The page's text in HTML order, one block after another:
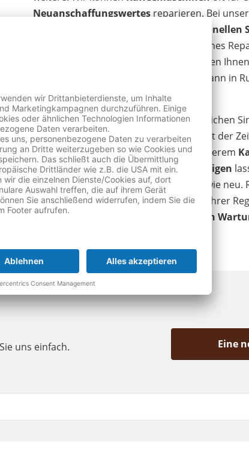
Neuanschaffungswertes reparieren. Bei
professionellen
weniger Stunden nach Vereinbarung eines
der Fehler nicht sofort beheben, erstellen
. Sie können sich dann in
Reparatur für Sie lohnt.
Manchmal ist eine Reparatur im eigentlichen
Funktion einer Kaffeemaschine kann mit der
Verschmutzungennachlassen. Bei unserem
können Sie Ihr Gerät professionell reinigen
wieder und die Maschine fühlt sich an wie neu.
Kaffeemaschinen Reparatur Service in Ihrer
einer professionellen
Kaffeemaschinen
uns einfach.
Eine